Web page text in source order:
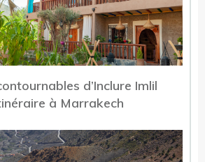
d’Inclure Imlil
à Marrakech